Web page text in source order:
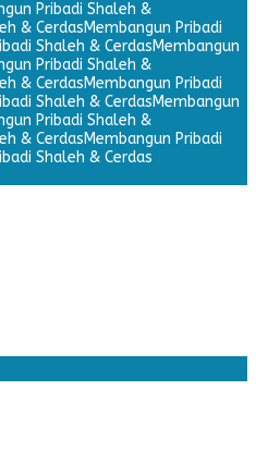
Pribadi Shaleh &
& CerdasMembangun Pribadi
Shaleh & CerdasMembangun
Pribadi Shaleh &
& CerdasMembangun Pribadi
Shaleh & CerdasMembangun
Pribadi Shaleh &
& CerdasMembangun Pribadi
Shaleh & Cerdas